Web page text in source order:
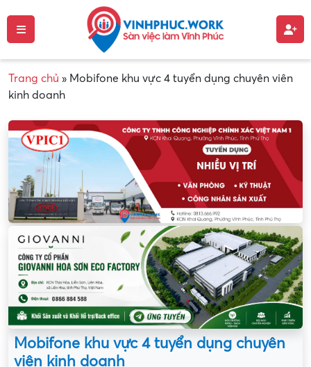
Trang chủ » Mobifone khu vực 4 tuyển dụng chuyên viên
kinh doanh
Mobifone khu vực 4 tuyển dụng chuyên
viên kinh doanh